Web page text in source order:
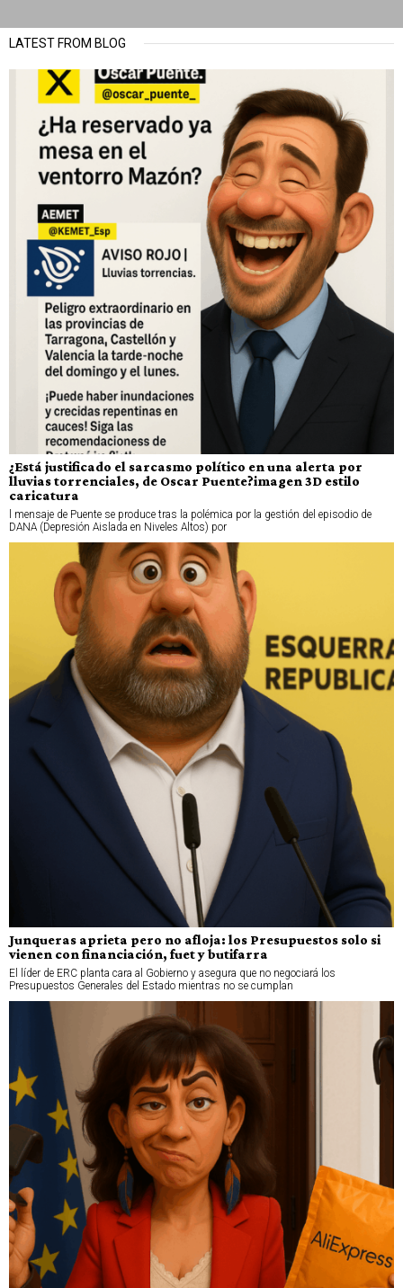
LATEST FROM BLOG
¿Está justificado el sarcasmo político en una alerta por
lluvias torrenciales, de Oscar Puente?imagen 3D estilo
caricatura
l mensaje de Puente se produce tras la polémica por la gestión del episodio de
DANA (Depresión Aislada en Niveles Altos) por
Junqueras aprieta pero no afloja: los Presupuestos solo si
vienen con financiación, fuet y butifarra
El líder de ERC planta cara al Gobierno y asegura que no negociará los
Presupuestos Generales del Estado mientras no se cumplan